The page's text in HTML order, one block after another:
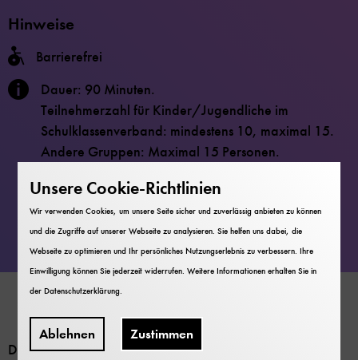
Hinweise
Barrierefrei
Dauer: 90 Minuten.
Teilnehmerzahl für Kinder/Jugendliche im
Schulklassenverband: mindestens 10, maximal 15.
Andere Gruppen: Maximal 15 Personen.
Bei mehr als 15 Personen ist eine Buchung von
mehreren Workshops nötig.
Das Deutsche Museum Nürnberg ist ein Open Roberta
Unsere Cookie-Richtlinien
Wir verwenden Cookies, um unsere Seite sicher und zuverlässig anbieten zu können
und die Zugriffe auf unserer Webseite zu analysieren. Sie helfen uns dabei, die
Webseite zu optimieren und Ihr persönliches Nutzungserlebnis zu verbessern. Ihre
Einwilligung können Sie jederzeit widerrufen. Weitere Informationen erhalten Sie in
derDatenschutzerklärung
Ablehnen Zustimmen